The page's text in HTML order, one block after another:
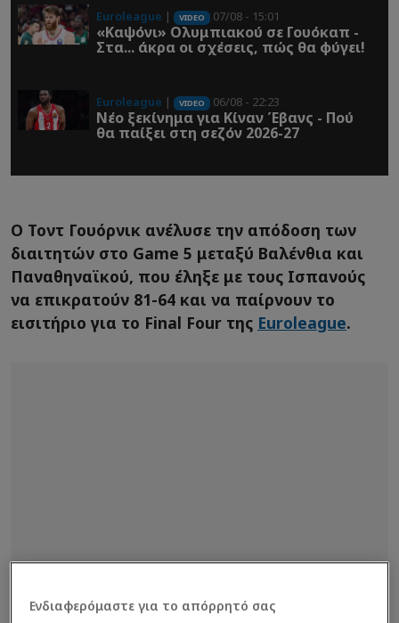
Euroleague | VIDEO 07/08 - 15:01
«Καψόνι» Ολυμπιακού σε Γουόκαπ -
Στα... άκρα οι σχέσεις, πώς θα φύγει!
Euroleague | VIDEO 06/08 - 22:23
Νέο ξεκίνημα για Κίναν Έβανς - Πού
θα παίξει στη σεζόν 2026-27
Ο Τοντ Γουόρνικ ανέλυσε την απόδοση των
διαιτητών στο Game 5 μεταξύ Βαλένθια και
Παναθηναϊκού, που έληξε με τους Ισπανούς
να επικρατούν 81-64 και να παίρνουν το
εισιτήριο για το Final Four της Euroleague.
Ενδιαφερόμαστε για το απόρρητό σας